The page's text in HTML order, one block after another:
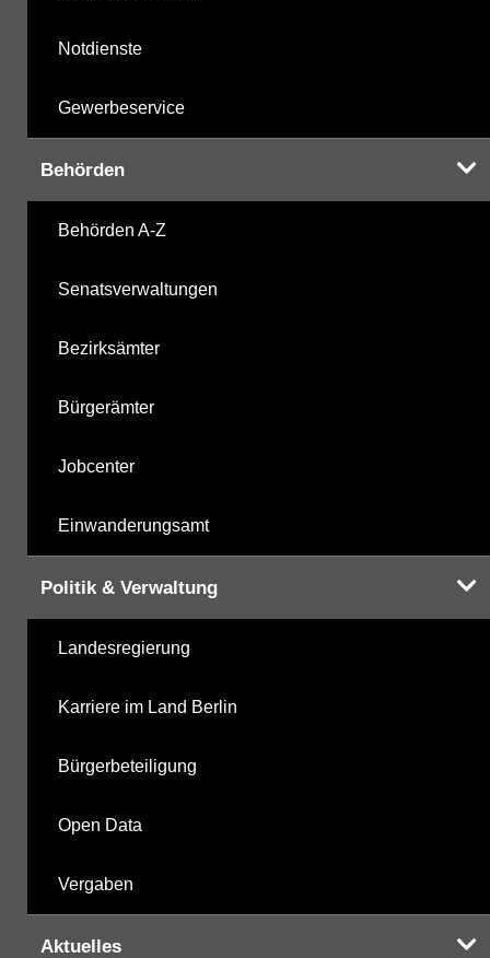
Notdienste
Gewerbeservice
Behörden
Behörden A-Z
Senatsverwaltungen
Bezirksämter
Bürgerämter
Jobcenter
Einwanderungsamt
Politik & Verwaltung
Landesregierung
Karriere im Land Berlin
Bürgerbeteiligung
Open Data
Vergaben
Aktuelles